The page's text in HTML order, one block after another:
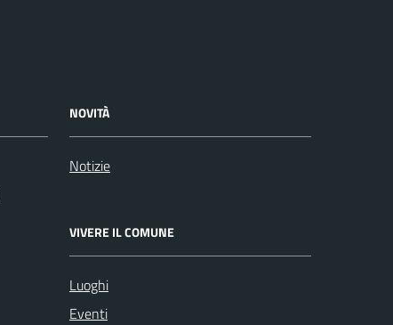
NOVITÀ
Notizie
VIVERE IL COMUNE
Luoghi
Eventi